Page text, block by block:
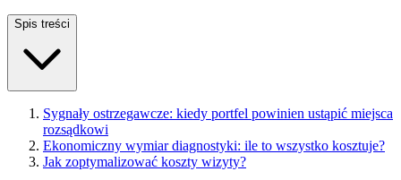
Spis treści
Sygnały ostrzegawcze: kiedy portfel powinien ustąpić miejsca
rozsądkowi
Ekonomiczny wymiar diagnostyki: ile to wszystko kosztuje?
Jak zoptymalizować koszty wizyty?